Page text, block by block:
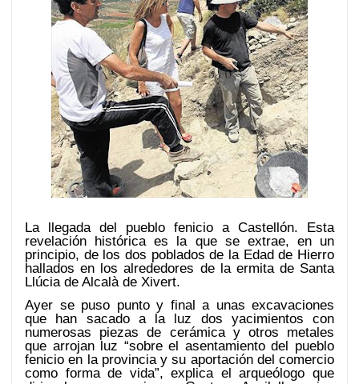
La llegada del pueblo fenicio a Castellón. Esta
revelación histórica es la que se extrae, en un
principio, de los dos poblados de la Edad de Hierro
hallados en los alrededores de la ermita de Santa
Llúcia de Alcalà de Xivert.
Ayer se puso punto y final a unas excavaciones
que han sacado a la luz dos yacimientos con
numerosas piezas de cerámica y otros metales
que arrojan luz “sobre el asentamiento del pueblo
fenicio en la provincia y su aportación del comercio
como forma de vida”, explica el arqueólogo que